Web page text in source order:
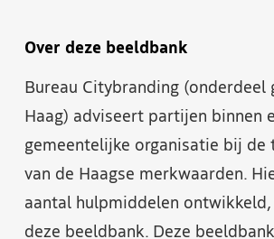
Over deze beeldbank
Bureau Citybranding (onderdeel
Haag) adviseert partijen binnen
gemeentelijke organisatie bij de
van de Haagse merkwaarden.
aantal hulpmiddelen
deze beeldbank. Deze